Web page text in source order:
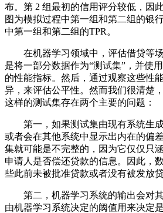
布。第 2 组最初的信用评分较低，因
图为模拟过程中第一组和第二组的银
中第一组和第二组的TPR。
在机器学习领域中，评估借贷等场
是将一部分数据作为“测试集”，并使
的性能指标。然后，通过观察这些性
异，来评估公平性。然而我们很清楚
这样的测试集存在两个主要的问题：
第一，如果测试集由现有系统生成
或者会在其他系统中显示出内在的偏
集就可能是不完整的，因为它仅仅只
申请人是否偿还贷款的信息。因此，
些此前未被批准贷款或者没有被发放
第二，机器学习系统的输出会对其
由机器学习系统决定的阈值用来决定